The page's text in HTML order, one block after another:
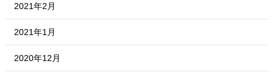
2021年2月
2021年1月
2020年12月